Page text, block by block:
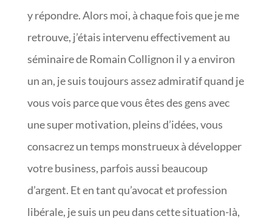
y répondre. Alors moi, à chaque fois que je me
retrouve, j’étais intervenu effectivement au
séminaire de Romain Collignon il y a environ
un an, je suis toujours assez admiratif quand je
vous vois parce que vous êtes des gens avec
une super motivation, pleins d’idées, vous
consacrez un temps monstrueux à développer
votre business, parfois aussi beaucoup
d’argent. Et en tant qu’avocat et profession
libérale, je suis un peu dans cette situation-là,